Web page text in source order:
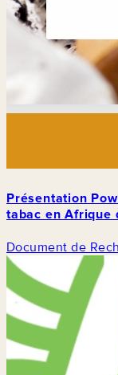
Présentation
tabac en Afrique
Document de